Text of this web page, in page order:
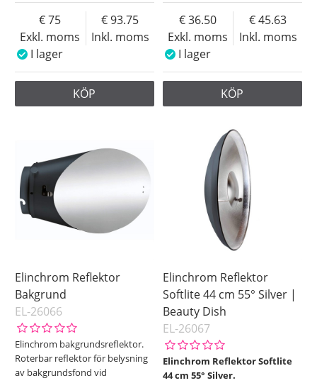
Exkl. moms
75
Inkl. moms
93.75
I lager
KÖP
Exkl. moms
36.50
Inkl. moms
45.63
I lager
KÖP
Elinchrom Reflektor
Bakgrund
EL-26066
Elinchrom bakgrundsreflektor.
Roterbar reflektor för belysning
av bakgrundsfond vid
Elinchrom Reflektor
Softlite 44 cm 55° Silver |
Beauty Dish
EL-26067
Elinchrom Reflektor Softlite
44 cm 55° Silver.